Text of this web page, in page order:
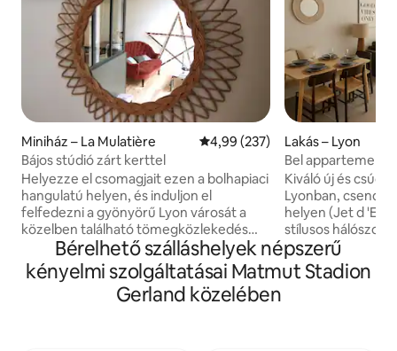
Miniház – La Mulatière Átlagos értékelés: 5/4,99, 237
4,99 (237)
Bájos stúdió zárt kerttel
Helyezze el csomagjait ezen a bolhapiaci
hangulatú helyen, és induljon el
felfedezni a gyönyörű Lyon városát a
közelben található tömegközlekedés
segítségével, hacsak nem szeretné
inkább a falakkal körülvett kert
élvezetével kezdeni! A stúdióban
zuhanyzós és WC-vel felszerelt
Lakás – Lyon
Bel appartement
Kiváló új és
Lyonban,
helyen (Jet d 'Eau
stílusos
és öltözővel, 2
teljesen felszerelt
terasz. 10 percre
Bérelhető szálláshelyek népszerű
kényelmi szolgáltatásai Matmut Stadion
Gerland közelében